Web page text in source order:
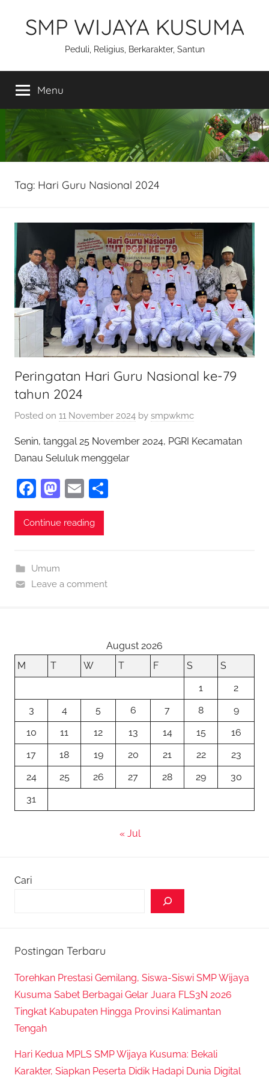
SMP WIJAYA KUSUMA
Peduli, Religius, Berkarakter, Santun
Menu
Tag: Hari Guru Nasional 2024
Peringatan Hari Guru Nasional ke-79
tahun 2024
Posted on 11 November 2024 by smpwkmc
Senin, tanggal 25 November 2024, PGRI Kecamatan
Danau Seluluk menggelar
F
a
c
b
o
M
as
to
n
E
m
ai
Continue reading
Umum
Leave a comment
August 2026
M
T W T F S
S
1
2
3
4 5 6 7 8
9
10
11 12 13 14 15
16
17
18 19 20 21 22
23
24
25 26 27 28 29
30
31
« Jul
Cari
Postingan Terbaru
Torehkan Prestasi Gemilang, Siswa-Siswi SMP Wijaya
Kusuma Sabet Berbagai Gelar Juara FLS3N 2026
Tingkat Kabupaten Hingga Provinsi Kalimantan
Tengah
Hari Kedua MPLS SMP Wijaya Kusuma: Bekali
Karakter, Siapkan Peserta Didik Hadapi Dunia Digital